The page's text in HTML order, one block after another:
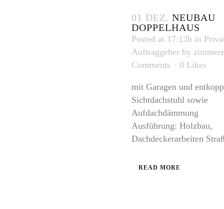
01 DEZ. NEUBAU
DOPPELHAUS
Posted at 17:13h in
Auftraggeber by
Comments
0 Likes
mit Garagen und
Sichtdachstuhl sowie
Aufdachdämmung
Ausführung: Holzbau,
Dachdeckerarbeiten
READ MORE